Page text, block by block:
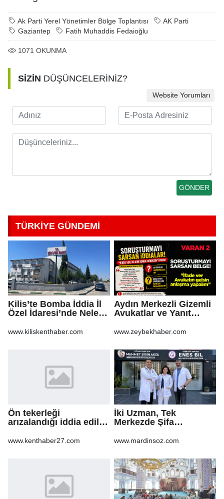
Ak Parti Yerel Yönetimler Bölge Toplantısı
AK Parti
Gaziantep
Fatih Muhaddis Fedaioğlu
1071 OKUNMA
SİZİN DÜŞÜNCELERİNİZ?
Website Yorumları
TÜRKİYE GÜNDEMİ
Kilis’te Bomba İddia İl
Özel İdaresi’nde Neler
www.kiliskenthaber.com
Aydın Merkezli Gizemli
Avukatlar ve Yanıt
www.zeybekhaber.com
Ön tekerleği
arızalandığı iddia edilen
çarptı: 1 yaralı
www.kenthaber27.com
İki Uzman, Tek
Merkezde Şifa
www.mardinsoz.com